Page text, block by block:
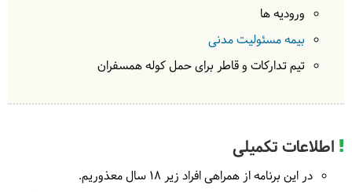
روز سوم بعد از صرف صبحانه، به راه‌مان تا آبشار لاتون
ادامه می‌دهیم تا با رسیدن به این آبشار رفیع، از
زیبایی‌های آن لذت ببریم. بعد از صرف ناهار، مسیر بعدی
متر
3
ورودیه ها
بیمه مسئولیت مدنی
تیم تدارکات و قاطر برای حمل کوله همسفران
اطلاعات تکمیلی
در این برنامه از همراهی افراد زیر 18 سال معذوریم.